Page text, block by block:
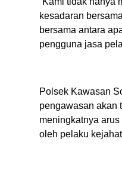
kesadaran
bersama antara
pengguna jasa
Polsek Kawasan
pengawasan akan
meningkatnya
oleh pelaku